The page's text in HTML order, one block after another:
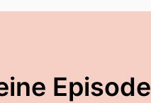
Episode